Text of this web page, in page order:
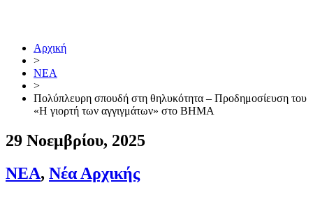
Αρχική
>
ΝΕΑ
>
Πολύπλευρη σπουδή στη θηλυκότητα – Προδημοσίευση του
«Η γιορτή των αγγιγμάτων» στο ΒΗΜΑ
29 Νοεμβρίου, 2025
ΝΕΑ, Νέα Αρχικής